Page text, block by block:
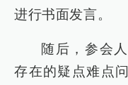
进行书面发言。
随后，参会
存在的疑点难点